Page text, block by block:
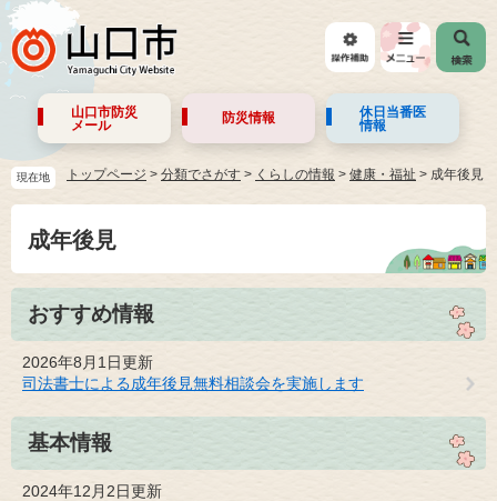
山口市防災
メール
防災情報
休日当番医
情報
現在地 トップページ > 分類でさがす > くらしの情報 > 健康・福祉 > 成年後見
成年後見
おすすめ情報
2026年8月1日更新
司法書士による成年後見無料相談会を実施します
基本情報
2024年12月2日更新